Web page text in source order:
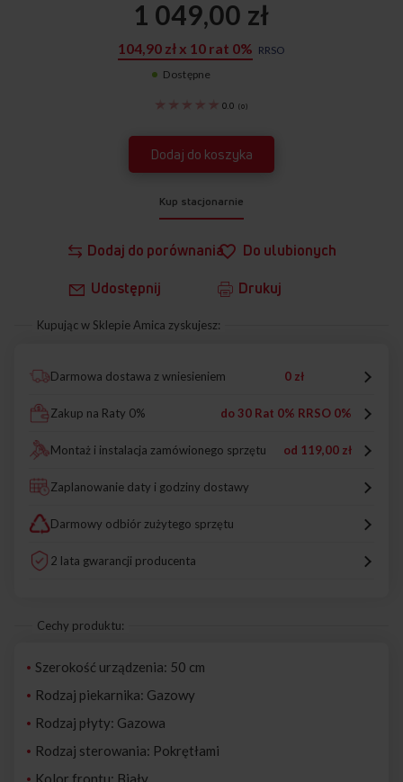
Dodaj do porównania Do ulubionych
Udostępnij Drukuj
0.0 (0)
1 049,00 zł
104,90 zł x 10 rat 0% RRSO
Dostępne
Dodaj do koszyka
Kup stacjonarnie
Kupując w Sklepie Amica zyskujesz:
Darmowa dostawa z wniesieniem 0 zł
Zakup na Raty 0% do 30 Rat 0% RRSO 0%
Montaż i instalacja zamówionego sprzętu od 119,00 zł
Zaplanowanie daty i godziny dostawy
Darmowy odbiór zużytego sprzętu
2 lata gwarancji producenta
Cechy produktu:
Szerokość urządzenia: 50 cm
Rodzaj piekarnika: Gazowy
Rodzaj płyty: Gazowa
Rodzaj sterowania: Pokrętłami